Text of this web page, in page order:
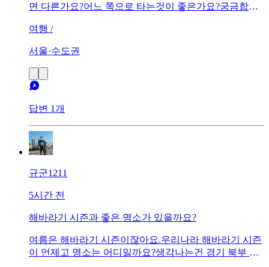
면 다른가요?어느 쪽으로 타는것이 좋은가요?궁금합니
여행 /
서울·수도권
답변 1개
규군1211
5시간 전
해바라기 시즌과 좋은 명소가 있을까요?
여름은 해바라기 시즌이잖아요.우리나라 해바라기 시즌
이 언제고 명소는 어디일까요?생각나는건 경기 북부 연